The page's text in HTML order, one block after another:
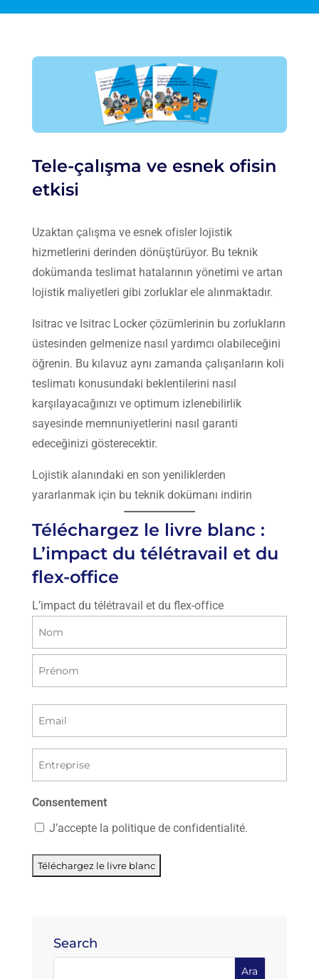
Search
Tele-çalışma ve esnek ofisin
etkisi
Uzaktan çalışma ve esnek ofisler lojistik
hizmetlerini derinden dönüştürüyor. Bu teknik
dokümanda teslimat hatalarının yönetimi ve artan
lojistik maliyetleri gibi zorluklar ele alınmaktadır.
Isitrac ve Isitrac Locker çözümlerinin bu zorlukların
üstesinden gelmenize nasıl yardımcı olabileceğini
öğrenin. Bu kılavuz aynı zamanda çalışanların koli
teslimatı konusundaki beklentilerini nasıl
karşılayacağınızı ve optimum izlenebilirlik
sayesinde memnuniyetlerini nasıl garanti
edeceğinizi gösterecektir.
Lojistik alanındaki en son yeniliklerden
yararlanmak için bu teknik dokümanı indirin
Téléchargez le livre blanc :
L’impact du télétravail et du
flex-office
L’impact du télétravail et du flex-office
Consentement
J’accepte la politique de confidentialité.